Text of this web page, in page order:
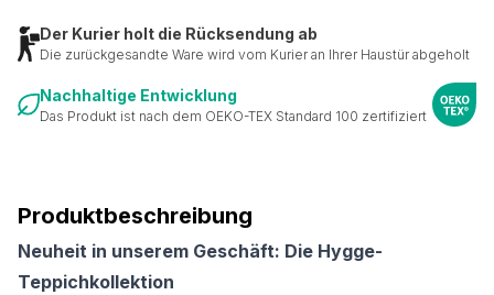
Produktbeschreibung
Neuheit in unserem Geschäft: Die Hygge-
Teppichkollektion
Der Kurier holt die Rücksendung ab
Die zurückgesandte Ware wird vom Kurier an Ihrer Haustür abgeholt
Nachhaltige Entwicklung
Das Produkt ist nach dem OEKO-TEX Standard 100 zertifiziert